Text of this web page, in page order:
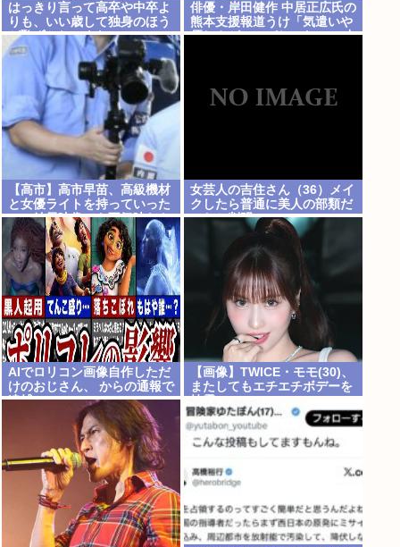
はっきり言って高卒や中卒よ
りも、いい歳して独身のほう
が恥ずかしいよな
俳優・岸田健作 中居正広氏の
熊本支援報道うけ「気遣いや
優しさがハンパじゃない」 中
【高市】高市早苗、高級機材
と女優ライトを持っていった
のに結局映像でも不気味なト
カゲ顔になってしまう
女芸人の吉住さん（36）メイ
クしたら普通に美人の部類だ
ったと判明www
AIでロリコン画像自作しただ
けのおじさん、 からの通報で
逮捕
【画像】TWICE・モモ(30)、
またしてもエチエチボデーを